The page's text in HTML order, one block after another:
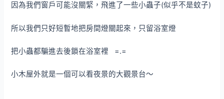
因為我們窗戶可能沒關緊，飛進了一些小蟲子(似乎不是蚊子)
所以我們只好短暫地把房間燈關起來，只留浴室燈
把小蟲都騙進去後鎖在浴室裡 =.=
小木屋外就是一個可以看夜景的大觀景台～